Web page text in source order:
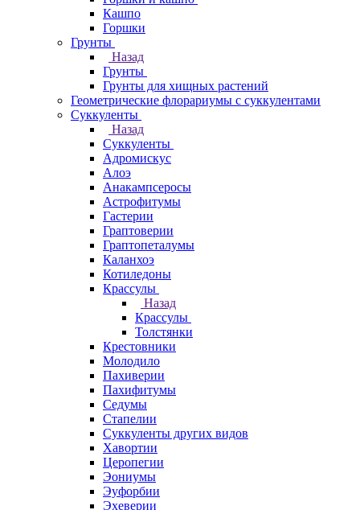
Кашпо
Горшки
Грунты
Назад
Грунты
Грунты для хищных растений
Геометрические флорариумы с суккулентами
Суккуленты
Назад
Суккуленты
Адромискус
Алоэ
Анакампсеросы
Астрофитумы
Гастерии
Граптоверии
Граптопеталумы
Каланхоэ
Котиледоны
Крассулы
Назад
Крассулы
Толстянки
Крестовники
Молодило
Пахиверии
Пахифитумы
Седумы
Стапелии
Суккуленты других видов
Хавортии
Церопегии
Эониумы
Эуфорбии
Эхеверии